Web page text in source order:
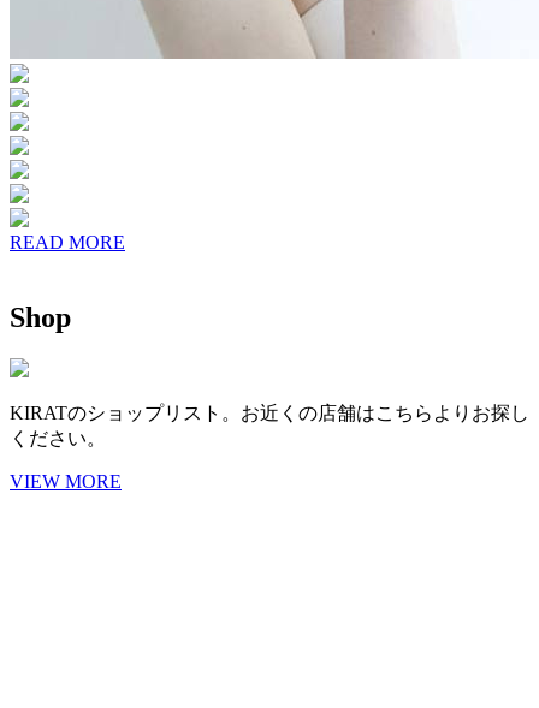
READ MORE
Shop
KIRATのショップリスト。お近くの店舗はこちらよりお探し
ください。
VIEW MORE